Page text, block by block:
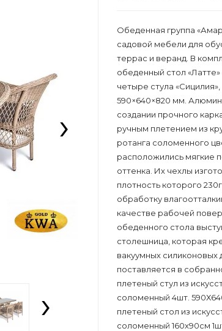
›
›
Обеденная группа
садовой мебели для
террас и веранд. В
обеденный стол
четыре стула
590×640×820 мм.
создании прочного
ручным плетением из
ротанга соломенного
расположились мягкие
оттенка. Их чехлы
плотность которого
обработку
качестве рабочей
обеденного стола
столешница, которая
вакуумных силиконовых
поставляется в
плетеный стул из
соломенный 4шт.
плетеный стол из
соломенный 160х90см